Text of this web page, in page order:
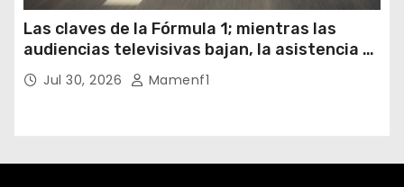
Las claves de la Fórmula 1; mientras las
audiencias televisivas bajan, la asistencia a
los circuitos suben y en España se nos
vienen sorpresas
Jul 30, 2026 Mamenf1